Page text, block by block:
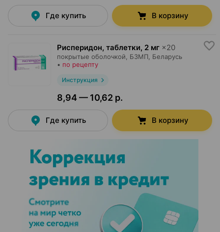
Где купить В корзину
Рисперидон, таблетки, 2 мг ×20
покрытые оболочкой, БЗМП , Беларусь
• по рецепту
Инструкция
8,94 — 10,62 р.
Где купить В корзину